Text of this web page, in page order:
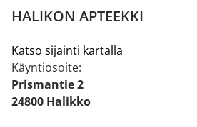
HALIKON APTEEKKI
Katso sijainti kartalla
Käyntiosoite:
Prismantie 2
24800 Halikko